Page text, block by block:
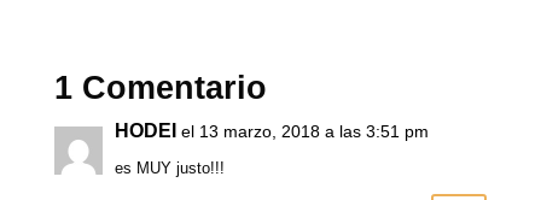
1 Comentario
HODEI el 13 marzo, 2018 a las 3:51 pm
es MUY justo!!!